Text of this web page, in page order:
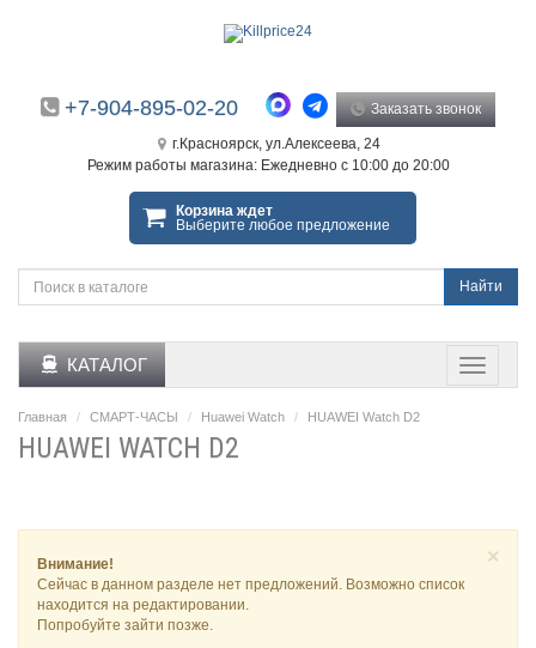
+7-904-895-02-20 Заказать звонок
г.Красноярск, ул.Алексеева, 24
Режим работы магазина: Ежедневно с 10:00 до 20:00
Корзина ждет
Выберите любое предложение
Найти
КАТАЛОГ
Главная СМАРТ-ЧАСЫ Huawei Watch HUAWEI Watch D2
HUAWEI WATCH D2
×
Внимание!
Сейчас в данном разделе нет предложений. Возможно список
находится на редактировании.
Попробуйте зайти позже.